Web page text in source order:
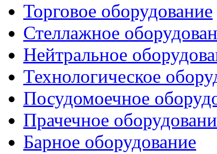
Торговое оборудование
Стеллажное
Нейтральное
Технологическое
Посудомоечное
Прачечное
Барное оборудование